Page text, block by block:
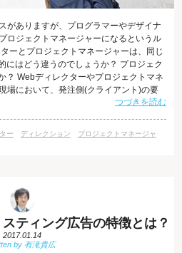
がありますが、プログラマーやデザイナ
ロジェクトマネージャーになるというル
ーとプロジェクトマネージャーは、同じ
にはどう違うのでしょうか？ プロジェク
？ Webディレクターやプロジェクトマネ
場において、発注側(クライアント)の要
ーやプログラマーのまとめ役となり、プ
る人が「Webディレクター」と呼ばれ
」と呼ばれたりすることが少なくありま
つづきを読む
ー ディレクション
プロジェクトマネージャ
ティング広告の特徴とは？
2017.01.14